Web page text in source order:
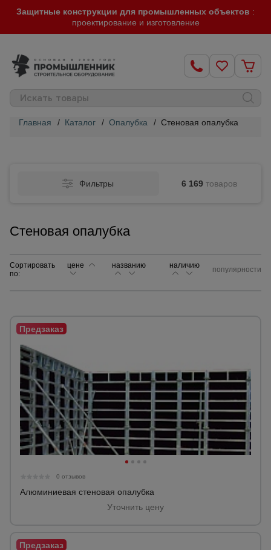
Защитные конструкции для промышленных объектов :
проектирование и изготовление
Главная / Каталог / Опалубка / Стеновая опалубка
Фильтры 6 169 товаров
Стеновая опалубка
Сортировать
по:
цене названию наличию популярности
0 отзывов
Алюминиевая стеновая опалубка
Уточнить цену
подъемники
Грузоподъемное
оборудование